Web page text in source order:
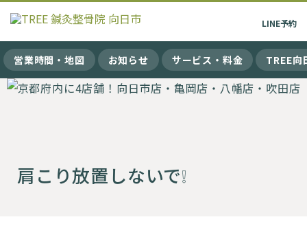
LINE予約
営業時間・地図 お知らせ サービス・料金 TREE向
肩こり放置しないで❕